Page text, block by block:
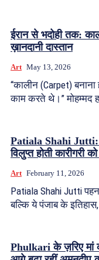
ईरान से भदोही तक:
ख़ानदानी दास्तान
Art May 13, 2026
“कालीन (Carpet) बनाना
काम करते थे।” मोहम्मद
Patiala Shahi Jutti:
विलुप्त होती कारीगरी
Art February 11, 2026
Patiala Shahi Jutti
बल्कि ये पंजाब के इतिहास,
Phulkari के ज़रिए मां